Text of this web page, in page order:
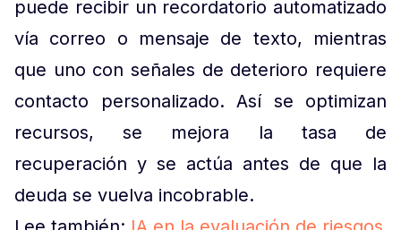
puede recibir un recordatorio automatizado
vía correo o mensaje de texto, mientras
que uno con señales de deterioro requiere
contacto personalizado. Así se optimizan
recursos, se mejora la tasa de
recuperación y se actúa antes de que la
deuda se vuelva incobrable.